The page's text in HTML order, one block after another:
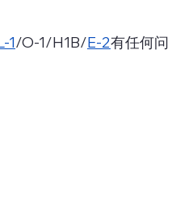
1/O-1/H1B/E-2有任何问